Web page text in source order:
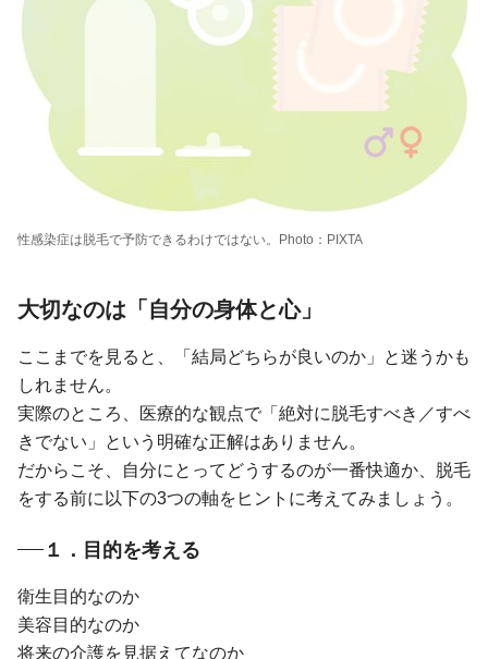
性感染症は脱毛で予防できるわけではない。Photo：PIXTA
大切なのは「自分の身体と心」
ここまでを見ると、「結局どちらが良いのか」と迷うかも
しれません。
実際のところ、医療的な観点で「絶対に脱毛すべき／すべ
きでない」という明確な正解はありません。
だからこそ、自分にとってどうするのが一番快適か、脱毛
をする前に以下の3つの軸をヒントに考えてみましょう。
１．目的を考える
衛生目的なのか
美容目的なのか
将来の介護を見据えてなのか